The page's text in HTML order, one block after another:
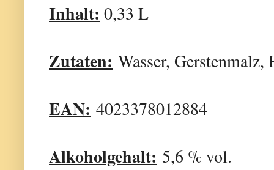
Inhalt: 0,33 L
Zutaten: Wasser, Gerstenmalz,
EAN: 4023378012884
Alkoholgehalt: 5,6 % vol.